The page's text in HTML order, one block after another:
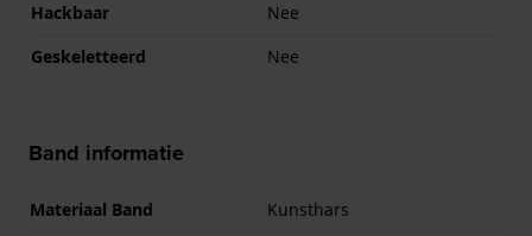
Hackbaar
Nee
Geskeletteerd
Nee
Band informatie
Materiaal Band
Kunsthars